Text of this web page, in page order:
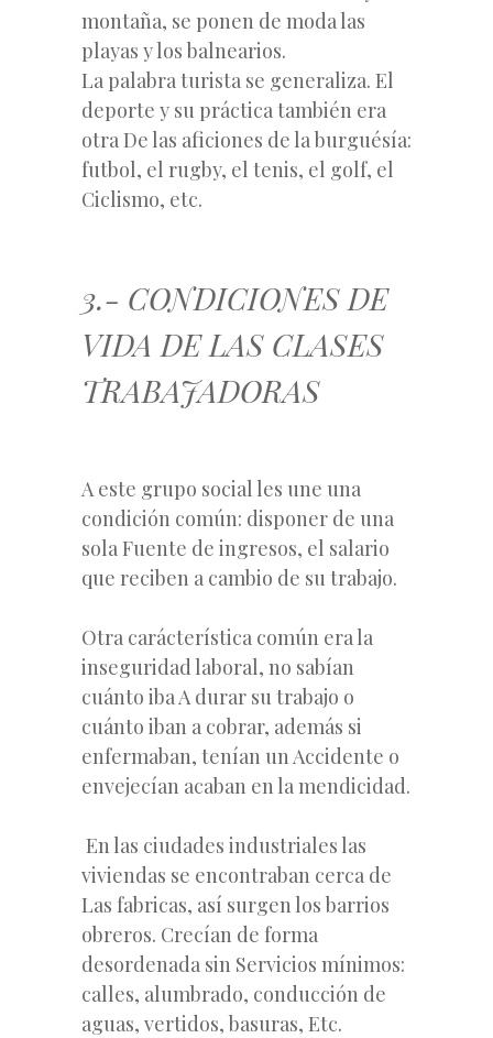
montaña, se ponen de moda las
playas y los balnearios.
La palabra turista se generaliza. El
deporte y su práctica también era
otra De las aficiones de la burguésía:
futbol, el rugby, el tenis, el golf, el
Ciclismo, etc.
3.- CONDICIONES DE
VIDA DE LAS CLASES
TRABAJADORAS
A este grupo social les une una
condición común: disponer de una
sola Fuente de ingresos, el salario
que reciben a cambio de su trabajo.
Otra carácterística común era la
inseguridad laboral, no sabían
cuánto iba A durar su trabajo o
cuánto iban a cobrar, además si
enfermaban, tenían un Accidente o
envejecían acaban en la mendicidad.
En las ciudades industriales las
viviendas se encontraban cerca de
Las fabricas, así surgen los barrios
obreros. Crecían de forma
desordenada sin Servicios mínimos:
calles, alumbrado, conducción de
aguas, vertidos, basuras, Etc.